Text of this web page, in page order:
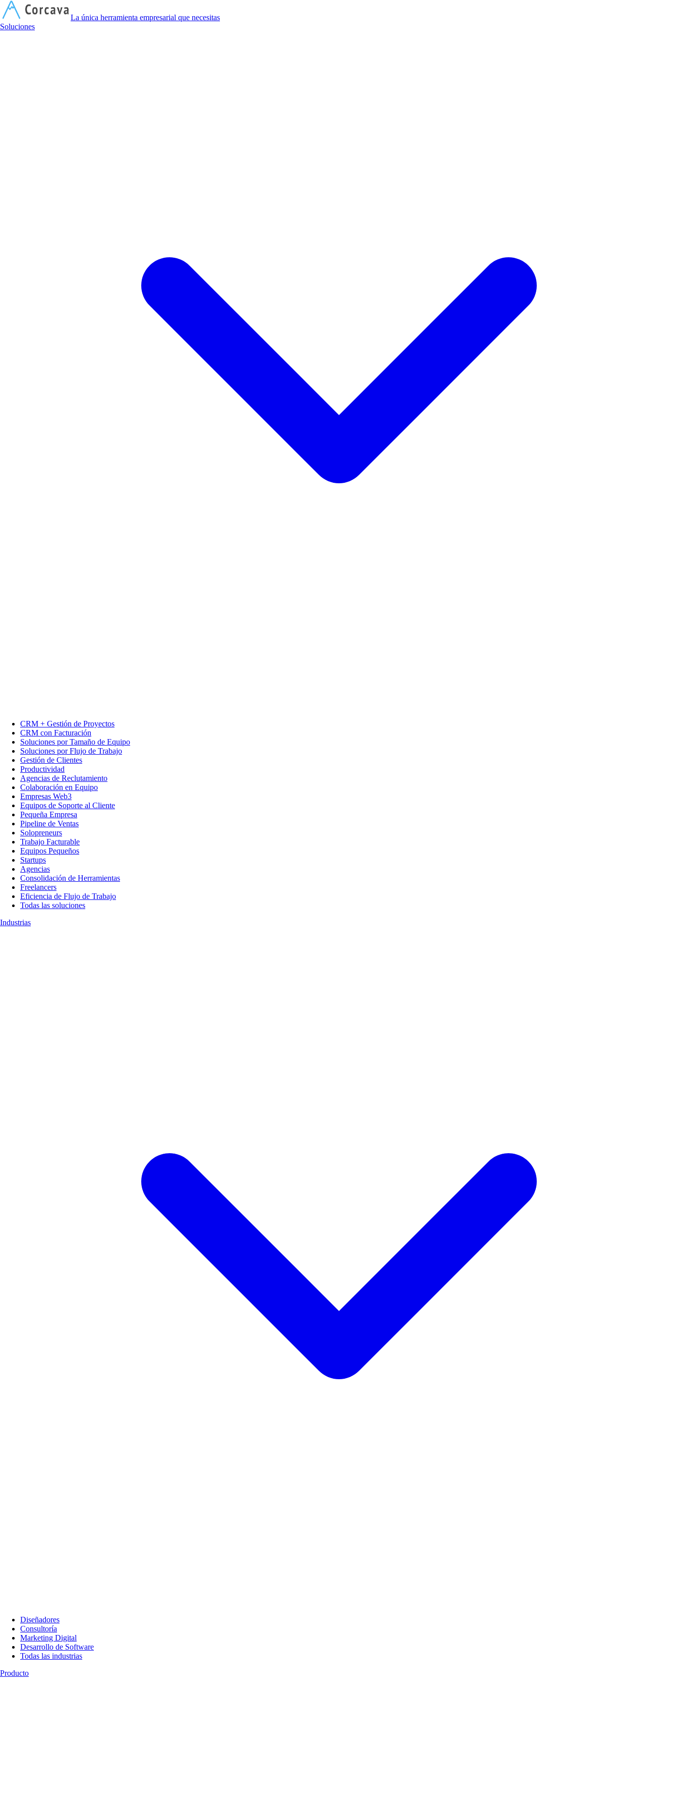
La única herramienta empresarial que necesitas
Soluciones
CRM + Gestión de Proyectos
CRM con Facturación
Soluciones por Tamaño de Equipo
Soluciones por Flujo de Trabajo
Gestión de Clientes
Productividad
Agencias de Reclutamiento
Colaboración en Equipo
Empresas Web3
Equipos de Soporte al Cliente
Pequeña Empresa
Pipeline de Ventas
Solopreneurs
Trabajo Facturable
Equipos Pequeños
Startups
Agencias
Consolidación de Herramientas
Freelancers
Eficiencia de Flujo de Trabajo
Todas las soluciones
Industrias
Diseñadores
Consultoría
Marketing Digital
Desarrollo de Software
Todas las industrias
Producto